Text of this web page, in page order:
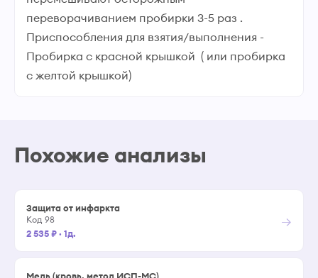
переворачиванием пробирки 3-5 раз .
Приспособления для взятия/выполнения -
Пробирка с красной крышкой ( или пробирка
с желтой крышкой)
Похожие анализы
Защита от инфаркта
Код 98
2 535 ₽· 1д.
→